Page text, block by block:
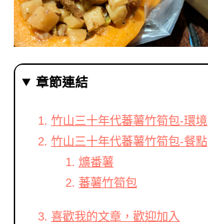
章節連結
竹山三十年代蕃薯竹筍包-環境
竹山三十年代蕃薯竹筍包-餐點
爌番薯
蕃薯竹筍包
喜歡我的文章，歡迎加入